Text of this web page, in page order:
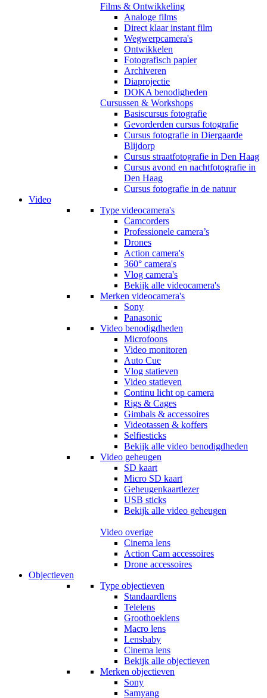
Films & Ontwikkeling
Analoge films
Direct klaar instant film
Wegwerpcamera's
Ontwikkelen
Fotografisch papier
Archiveren
Diaprojectie
DOKA benodigheden
Cursussen & Workshops
Basiscursus fotografie
Gevorderden cursus fotografie
Cursus fotografie in Diergaarde
Blijdorp
Cursus straatfotografie in Den Haag
Cursus avond en nachtfotografie in
Den Haag
Cursus fotografie in de natuur
Video
Type videocamera's
Camcorders
Professionele camera’s
Drones
Action camera's
360° camera's
Vlog camera's
Bekijk alle videocamera's
Merken videocamera's
Sony
Panasonic
Video benodigdheden
Microfoons
Video monitoren
Auto Cue
Vlog statieven
Video statieven
Continu licht op camera
Rigs & Cages
Gimbals & accessoires
Videotassen & koffers
Selfiesticks
Bekijk alle video benodigdheden
Video geheugen
SD kaart
Micro SD kaart
Geheugenkaartlezer
USB sticks
Bekijk alle video geheugen
Video overige
Cinema lens
Action Cam accessoires
Drone accessoires
Objectieven
Type objectieven
Standaardlens
Telelens
Groothoeklens
Macro lens
Lensbaby
Cinema lens
Bekijk alle objectieven
Merken objectieven
Sony
Samyang